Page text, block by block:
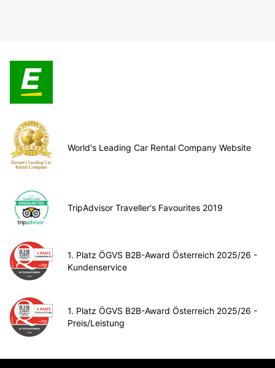
World's Leading Car Rental Company Website
TripAdvisor Traveller's Favourites 2019
1. Platz ÖGVS B2B-Award Österreich 2025/26 -
Kundenservice
1. Platz ÖGVS B2B-Award Österreich 2025/26 -
Preis/Leistung